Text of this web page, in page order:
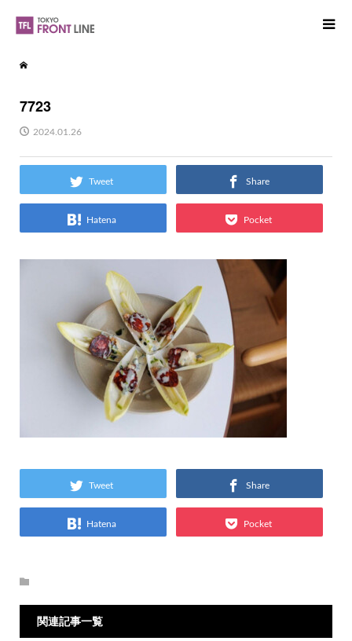
7723
2024.01.26
Tweet Share
Hatena Pocket
Tweet Share
Hatena Pocket
関連記事一覧